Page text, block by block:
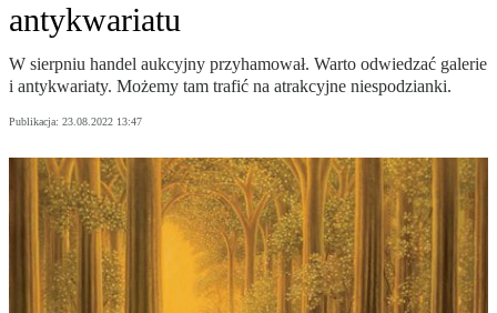
antykwariatu
W sierpniu handel aukcyjny przyhamował. Warto odwiedzać galerie
i antykwariaty. Możemy tam trafić na atrakcyjne niespodzianki.
Publikacja: 23.08.2022 13:47